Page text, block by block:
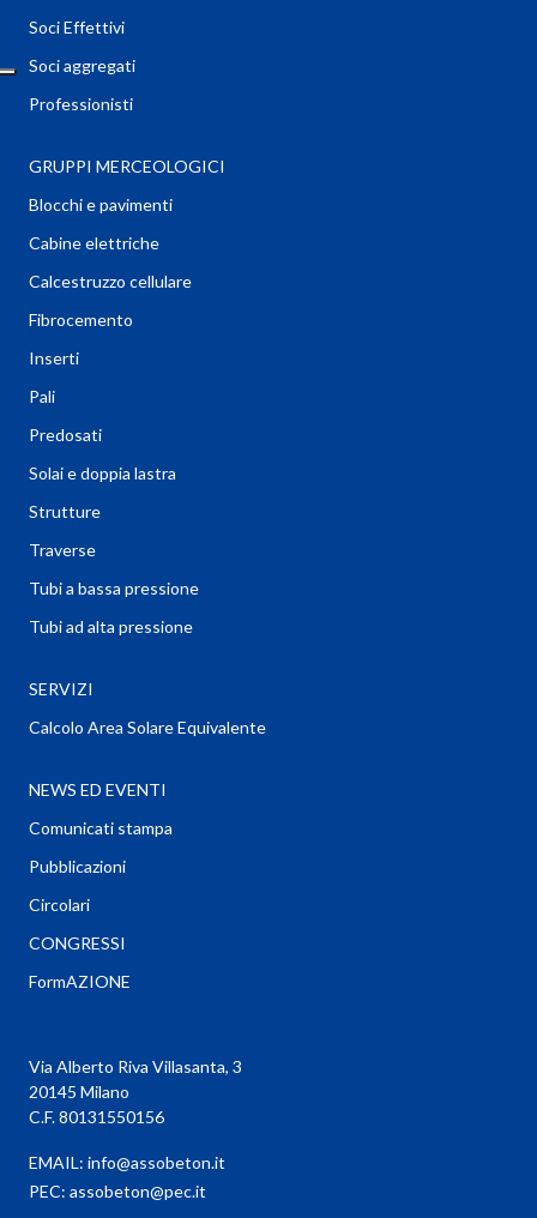
Soci Effettivi
Soci aggregati
Professionisti
GRUPPI MERCEOLOGICI
Blocchi e pavimenti
Cabine elettriche
Calcestruzzo cellulare
Fibrocemento
Inserti
Pali
Predosati
Solai e doppia lastra
Strutture
Traverse
Tubi a bassa pressione
Tubi ad alta pressione
SERVIZI
Calcolo Area Solare Equivalente
NEWS ED EVENTI
Comunicati stampa
Pubblicazioni
Circolari
CONGRESSI
FormAZIONE
Via Alberto Riva Villasanta, 3
20145 Milano
C.F. 80131550156
EMAIL: info@assobeton.it
PEC: assobeton@pec.it